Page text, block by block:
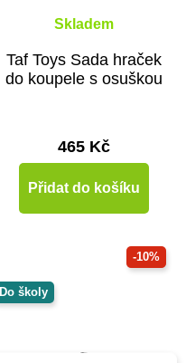
Skladem
Taf Toys Sada hraček
do koupele s osuškou
465 Kč
Přidat do košíku
-10%
Do školy